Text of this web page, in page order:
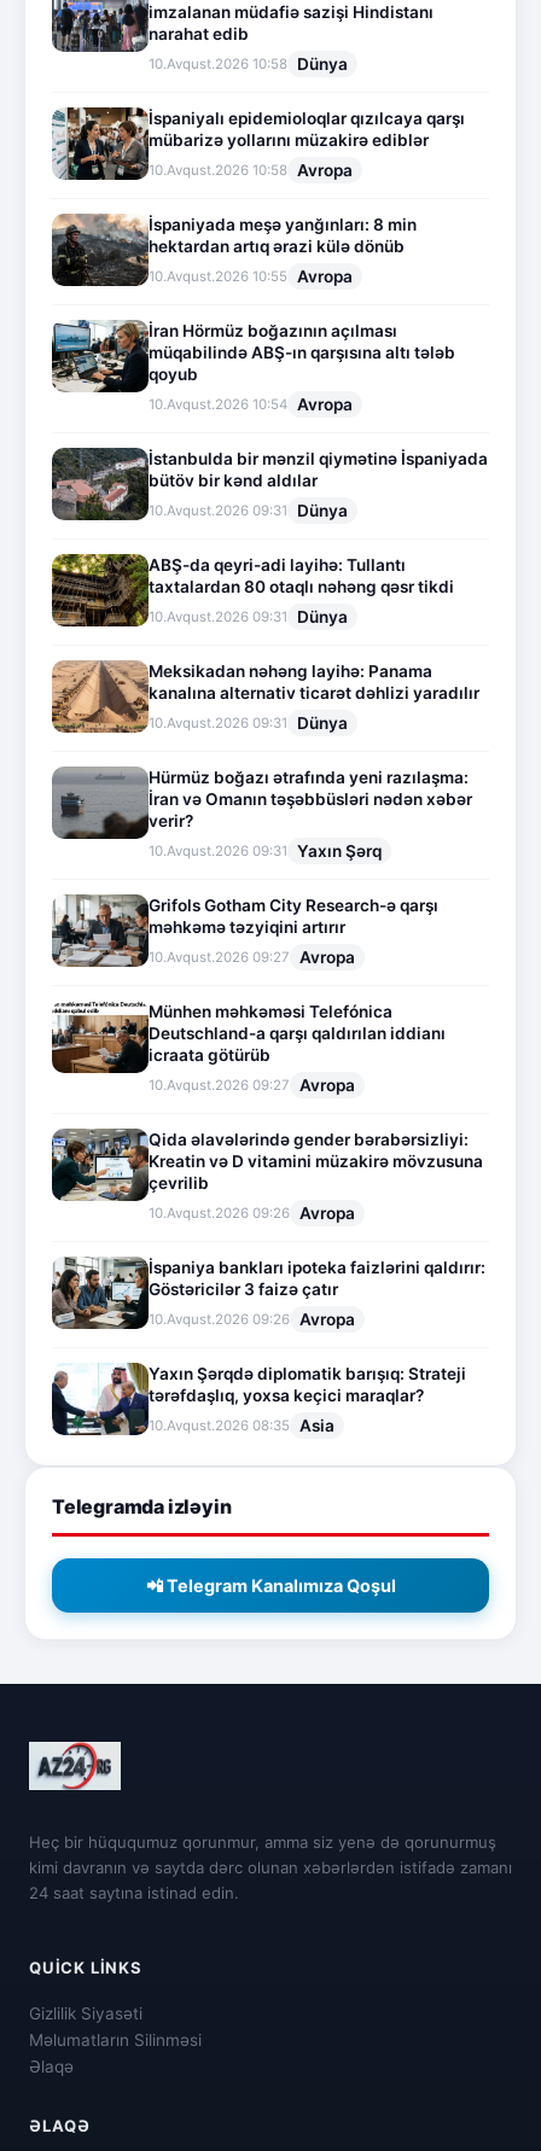
imzalanan müdafiə sazişi Hindistanı
narahat edib
10.Avqust.2026 10:58 Dünya
İspaniyalı epidemioloqlar qızılcaya qarşı
mübarizə yollarını müzakirə ediblər
10.Avqust.2026 10:58 Avropa
İspaniyada meşə yanğınları: 8 min
hektardan artıq ərazi külə dönüb
10.Avqust.2026 10:55 Avropa
İran Hörmüz boğazının açılması
müqabilində ABŞ-ın qarşısına altı tələb
qoyub
10.Avqust.2026 10:54 Avropa
İstanbulda bir mənzil qiymətinə İspaniyada
bütöv bir kənd aldılar
10.Avqust.2026 09:31 Dünya
ABŞ-da qeyri-adi layihə: Tullantı
taxtalardan 80 otaqlı nəhəng qəsr tikdi
10.Avqust.2026 09:31 Dünya
Meksikadan nəhəng layihə: Panama
kanalına alternativ ticarət dəhlizi yaradılır
10.Avqust.2026 09:31 Dünya
Hürmüz boğazı ətrafında yeni razılaşma:
İran və Omanın təşəbbüsləri nədən xəbər
verir?
10.Avqust.2026 09:31 Yaxın Şərq
Grifols Gotham City Research-ə qarşı
məhkəmə təzyiqini artırır
10.Avqust.2026 09:27 Avropa
Münhen məhkəməsi Telefónica
Deutschland-a qarşı qaldırılan iddianı
icraata götürüb
10.Avqust.2026 09:27 Avropa
Qida əlavələrində gender bərabərsizliyi:
Kreatin və D vitamini müzakirə mövzusuna
çevrilib
10.Avqust.2026 09:26 Avropa
İspaniya bankları ipoteka faizlərini qaldırır:
Göstəricilər 3 faizə çatır
10.Avqust.2026 09:26 Avropa
Yaxın Şərqdə diplomatik barışıq: Strateji
tərəfdaşlıq, yoxsa keçici maraqlar?
10.Avqust.2026 08:35 Asia
Telegramda izləyin
📲 Telegram Kanalımıza Qoşul
Heç bir hüququmuz qorunmur, amma siz yenə də qorunurmuş
kimi davranın və saytda dərc olunan xəbərlərdən istifadə zamanı
24 saat saytına istinad edin.
QUICK LINKS
Gizlilik Siyasəti
Məlumatların Silinməsi
Əlaqə
ƏLAQƏ